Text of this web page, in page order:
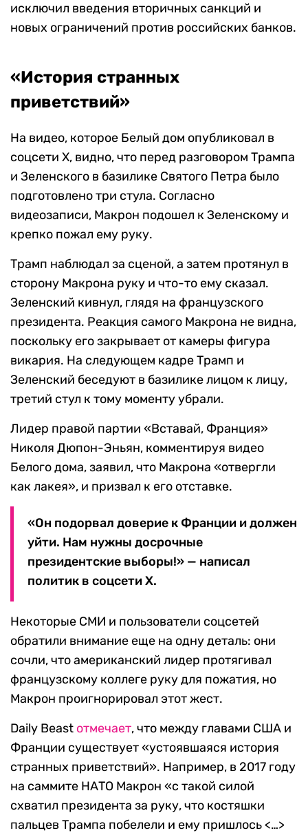
исключил введения вторичных санкций и
новых ограничений против российских банков.
«История странных
приветствий»
На видео, которое Белый дом опубликовал в
соцсети Х, видно, что перед разговором Трампа
и Зеленского в базилике Святого Петра было
подготовлено три стула. Согласно
видеозаписи, Макрон подошел к Зеленскому и
крепко пожал ему руку.
Трамп наблюдал за сценой, а затем протянул в
сторону Макрона руку и что-то ему сказал.
Зеленский кивнул, глядя на французского
президента. Реакция самого Макрона не видна,
поскольку его закрывает от камеры фигура
викария. На следующем кадре Трамп и
Зеленский беседуют в базилике лицом к лицу,
третий стул к тому моменту убрали.
Лидер правой партии «Вставай, Франция»
Николя Дюпон-Эньян, комментируя видео
Белого дома, заявил, что Макрона «отвергли
как лакея», и призвал к его отставке.
«Он подорвал доверие к Франции и должен
уйти. Нам нужны досрочные
президентские выборы!» — написал
политик в соцсети Х.
Некоторые СМИ и пользователи соцсетей
обратили внимание еще на одну деталь: они
сочли, что американский лидер протягивал
французскому коллеге руку для пожатия, но
Макрон проигнорировал этот жест.
Daily Beast отмечает, что между главами США и
Франции существует «устоявшаяся история
странных приветствий». Например, в 2017 году
на саммите НАТО Макрон «с такой силой
схватил президента за руку, что костяшки
пальцев Трампа побелели и ему пришлось <…>